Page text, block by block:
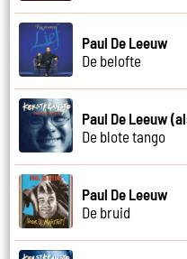
Paul De Leeuw
De belofte
Paul De Leeuw
De blote tango
Paul De Leeuw
De bruid